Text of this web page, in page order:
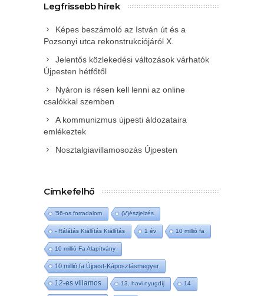
Legfrissebb hírek
Képes beszámoló az István út és a
Pozsonyi utca rekonstrukciójáról X.
Jelentős közlekedési változások várhatók
Újpesten hétfőtől
Nyáron is résen kell lenni az online
csalókkal szemben
A kommunizmus újpesti áldozataira
emlékeztek
Nosztalgiavillamosozás Újpesten
Címkefelhő
'56-os forradalom (V)észjelzés
- Rálátás Kiállítás Kiállítás 1 év 10 millió fa
10 millió Fa Alapítvány
10 millió fa Újpest-Káposztásmegyer
12-es villamos 13. havi nyugdíj 14